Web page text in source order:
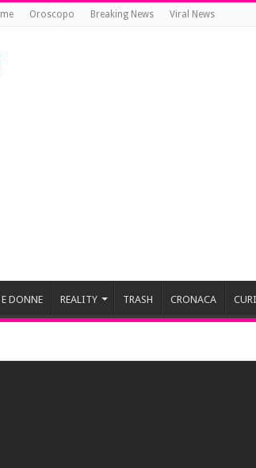
Oroscopo Breaking News Viral News
DONNE REALITY TRASH CRONACA